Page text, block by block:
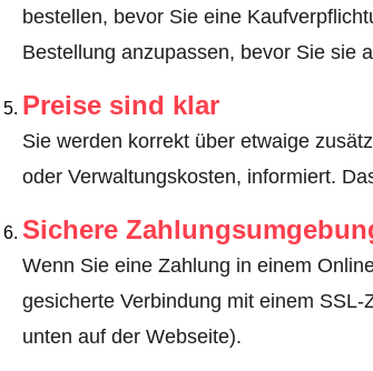
bestellen, bevor Sie eine
Bestellung anzupassen, bevor Sie sie
Preise sind klar
Sie werden korrekt über etwaige
oder Verwaltungskosten, informiert.
Sichere
Wenn Sie eine Zahlung in einem
gesicherte Verbindung mit einem
unten auf der Webseite).